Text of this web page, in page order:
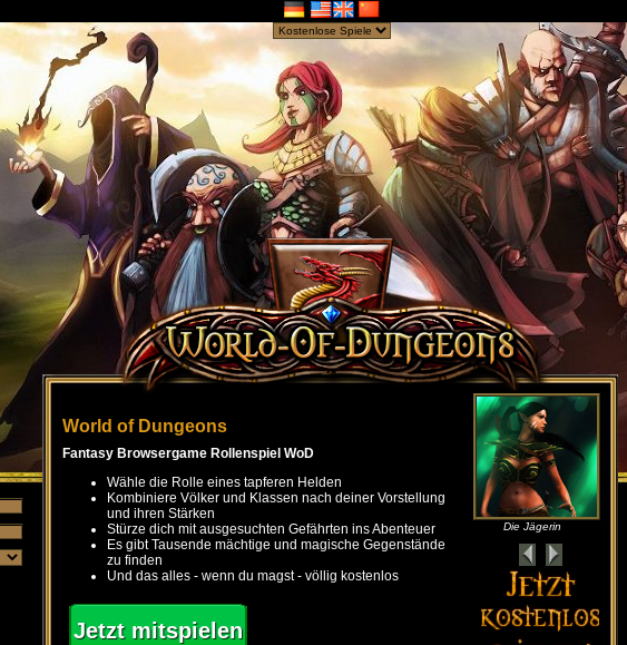
World of Dungeons
Fantasy Browsergame Rollenspiel WoD
Wähle die Rolle eines tapferen Helden
Kombiniere Völker und Klassen nach deiner Vorstellung
und ihren Stärken
Stürze dich mit ausgesuchten Gefährten ins Abenteuer
Es gibt Tausende mächtige und magische Gegenstände
zu finden
Und das alles - wenn du magst - völlig kostenlos
Jetzt mitspielen
Die Jägerin